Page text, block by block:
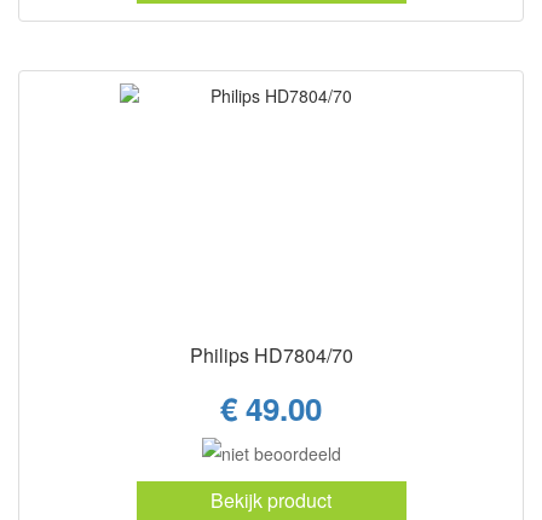
Philips HD7804/70
€ 49.00
Bekijk product